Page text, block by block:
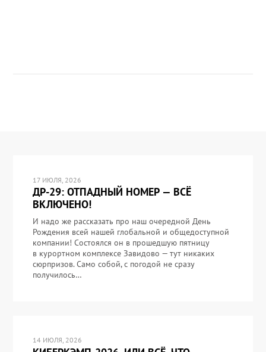
17 ИЮЛЯ, 2026
ДР-29: ОТПАДНЫЙ НОМЕР — ВСЁ
ВКЛЮЧЕНО!
И надо же рассказать про наш очередной День
Рождения всей нашей глобальной и общедоступной
компании! Состоялся он в прошедшую пятницу
в курортном комплексе Завидово — тут никаких
сюрпризов. Само собой, с погодой не сразу
получилось…
14 ИЮЛЯ, 2026